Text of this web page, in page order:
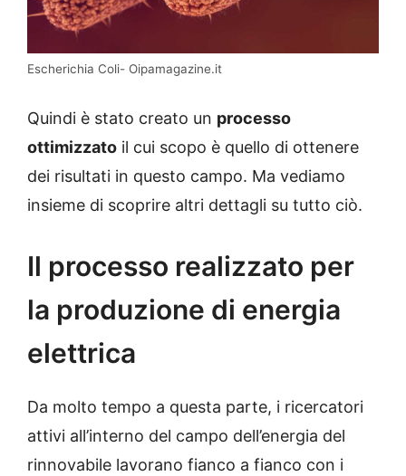
Escherichia Coli- Oipamagazine.it
Quindi è stato creato un processo
ottimizzato il cui scopo è quello di ottenere
dei risultati in questo campo. Ma vediamo
insieme di scoprire altri dettagli su tutto ciò.
Il processo realizzato per
la produzione di energia
elettrica
Da molto tempo a questa parte, i ricercatori
attivi all’interno del campo dell’energia del
rinnovabile lavorano fianco a fianco con i